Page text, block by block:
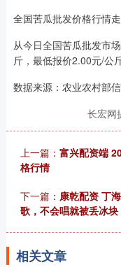
全国苦瓜批发价格行情
从今日全国苦瓜批发市
斤，最低报价2.00元/公
数据来源：农业农村部
长宏网
上一篇： 富兴配资端
格行情
下一篇： 康乾配资 丁
歌，不会唱就被丢冰块
相关文章